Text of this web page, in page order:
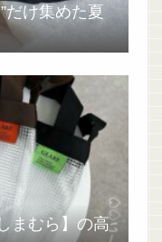
だけ集めた夏
まむら】の高